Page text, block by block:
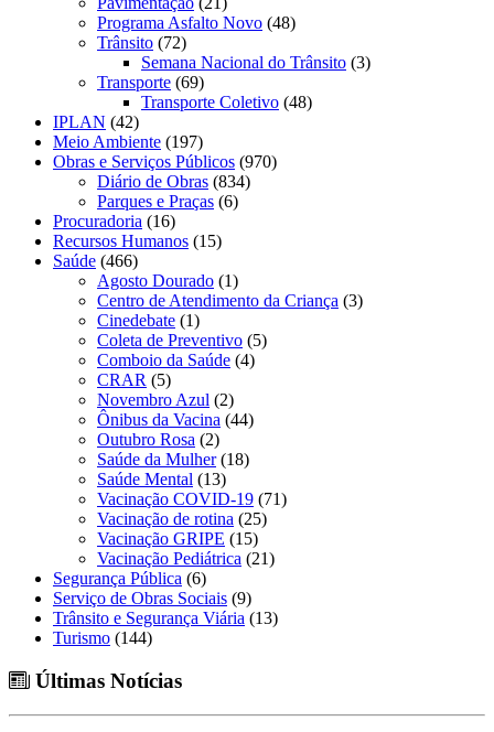
Programa Asfalto Novo (48)
Trânsito (72)
Semana Nacional do Trânsito (3)
Transporte (69)
Transporte Coletivo (48)
IPLAN (42)
Meio Ambiente (197)
Obras e Serviços Públicos (970)
Diário de Obras (834)
Parques e Praças (6)
Procuradoria (16)
Recursos Humanos (15)
Saúde (466)
Agosto Dourado (1)
Centro de Atendimento da Criança (3)
Cinedebate (1)
Coleta de Preventivo (5)
Comboio da Saúde (4)
CRAR (5)
Novembro Azul (2)
Ônibus da Vacina (44)
Outubro Rosa (2)
Saúde da Mulher(18)
Saúde Mental (13)
Vacinação COVID-19 (71)
Vacinação de rotina (25)
Vacinação GRIPE (15)
Vacinação Pediátrica (21)
Segurança Pública (6)
Serviço de Obras Sociais (9)
Trânsito e Segurança Viária (13)
Turismo (144)
Últimas Notícias